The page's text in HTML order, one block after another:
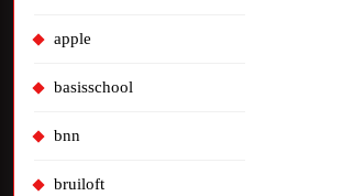
apple
basisschool
bnn
bruiloft